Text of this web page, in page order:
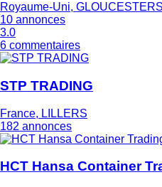
Royaume-Uni,
10 annonces
3.0
6 commentaires
STP TRADING
France, LILLERS
182 annonces
HCT Hansa Container